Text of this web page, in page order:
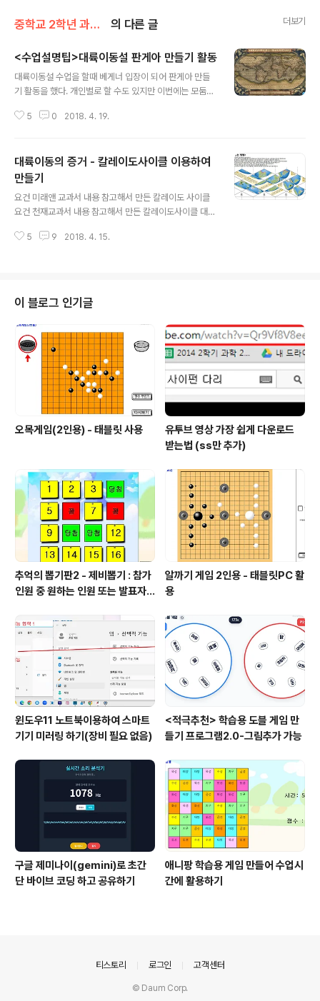
중학교 2학년 과학/2단원(지권의변화) 의 다른 글 더보기
<수업설명팁>대륙이동설 판게아 만들기 활동
대륙이동설 수업을 할때 베게너 입장이 되어 판게아 만들
기 활동을 했다. 개인별로 할 수도 있지만 이번에는 모둠별
보았다는 세계지도를 보여 준다. 그리고 베게너 입장이 되
지만 계속해서 관찰시키면서 (매일 가서 반복해서 이 지도
를 들여다 본다고 가정하고) 생각나는 것을 이야기 해 보라
고 하면 이런 저런 이야기가 나오다가, 한 학생이 남아메리
카와 아프리카의 해안선이 비슷하다는 것을 찾아 내고 퍼
들이 맞장구를 친다. 베게너의 첫 발견이 이루어지는 순간
5 0 2018. 4. 19.
대륙이동의 증거 - 칼레이도사이클 이용하여
만들기
요건 미래앤 교과서 내용 참고해서 만든 칼레이도 사이클
요건 천재교과서 내용 참고해서 만든 칼레이도사이클 대륙
보았습니다.대륙이동하는 칼레이도사이클은 많은데, 그것
입니다.나중에 접어서 완성하면 아래와 같은 4개의 모습을
볼 수 있습니다.칼레이도사이클 접는 방법 및 자신이 원하
는 모양으로 직접 제작하는 방법은 아래사이트에서 참고ht
tps://sciencelove.com/483088 칼레이도 사이클 전
개도 만들기(웹용) - 사진 크기 조절 후 인쇄해서 사용(임
시)칼레이도 사이클 전개도 만드는 프로..
5 9 2018. 4. 15.
이 블로그 인기글
오목게임(2인용) - 태블릿 사용
유투브 영상 가장 쉽게 다운로드
받는법 (ss만 추가)
추억의 뽑기판2 - 제비뽑기 : 참가
인원 중 원하는 인원 또는 발표자
알까기 게임 2인용 - 태블릿PC 활
용
윈도우11 노트북이용하여 스마트
기기 미러링 하기(장비 필요 없음)
<적극추천> 학습용 도블 게임 만
들기 프로그램2.0-그림추가 가능
구글 제미나이(gemini)로 초간
단 바이브 코딩 하고 공유하기
애니팡 학습용 게임 만들어 수업시
간에 활용하기
티스토리 로그인 고객센터
© Daum Corp.